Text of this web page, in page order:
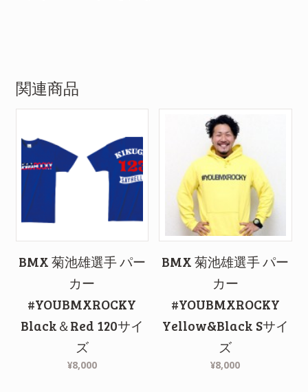
関連商品
BMX 菊池雄選手 パー
カー
#YOUBMXROCKY
Black＆Red 120サイ
ズ
¥8,000
BMX 菊池雄選手 パー
カー
#YOUBMXROCKY
Yellow&Black Sサイ
ズ
¥8,000